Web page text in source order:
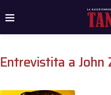
Entrevistita a John